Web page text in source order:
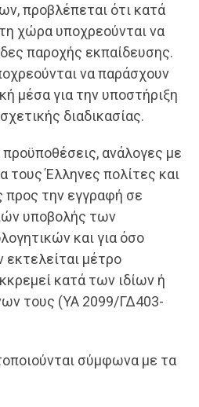
προβλέπεται ότι κατά
χώρα υποχρεούνται να
παροχής εκπαίδευσης.
να παράσχουν
μέσα για την υποστήριξη
διαδικασίας.
ανάλογες με
τους Έλληνες πολίτες και
προς την εγγραφή σε
υποβολής των
και για όσο
εκτελείται μέτρο
κατά των ιδίων ή
τους (ΥΑ 2099/ΓΔ403-
σύμφωνα με τα